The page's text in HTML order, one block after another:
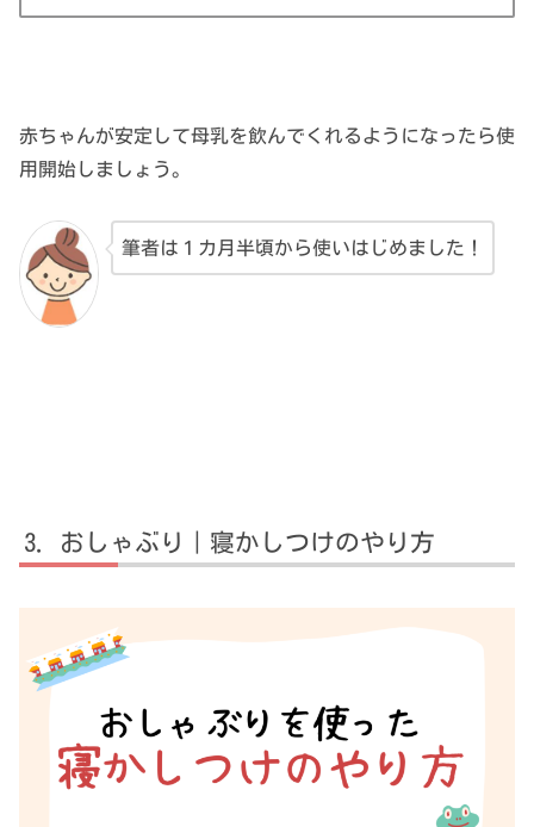
赤ちゃんが安定して母乳を飲んでくれるようになったら使
用開始しましょう。
筆者は１カ月半頃から使いはじめました！
おしゃぶり｜寝かしつけのやり方